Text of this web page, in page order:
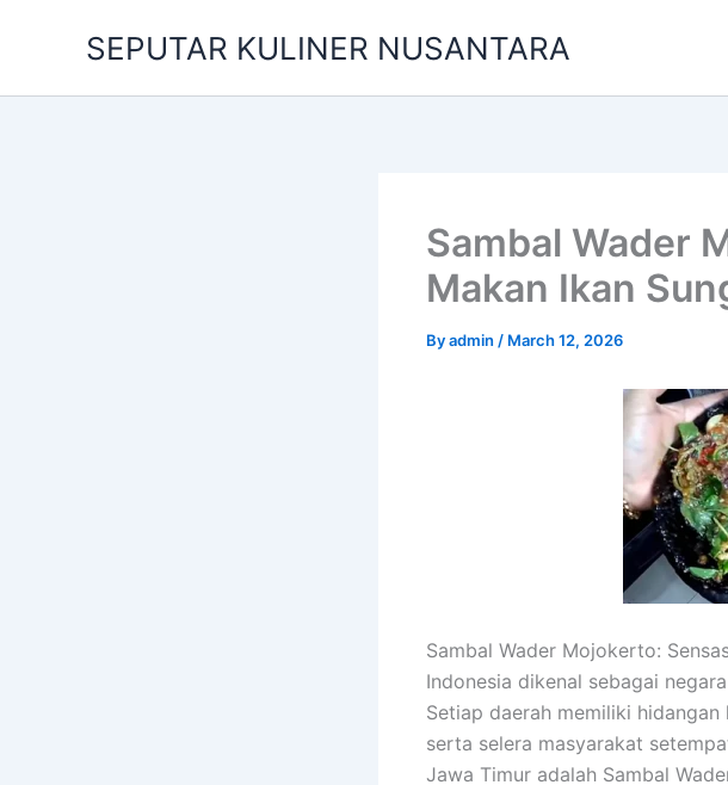
SEPUTAR KULINER NUSANTARA
Sambal Wader
Makan Ikan
Byadmin / March 12, 2026
Sambal Wader Mojokerto:
Indonesia dikenal sebagai
Setiap daerah memiliki
serta selera masyarakat
Jawa Timur adalah Sambal